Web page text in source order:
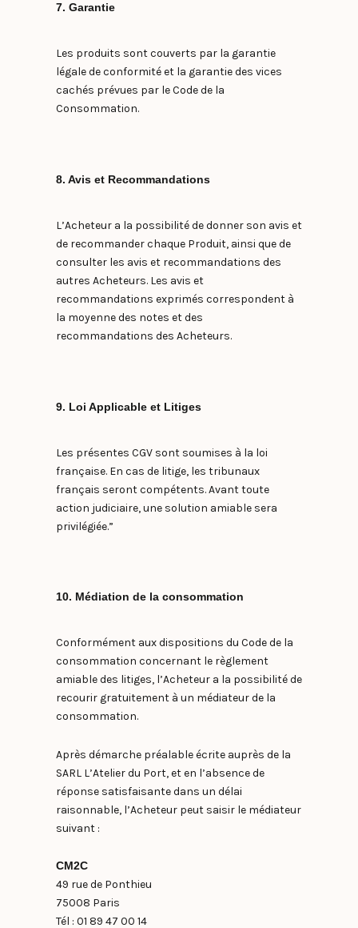
7. Garantie
Les produits sont couverts par la garantie
légale de conformité et la garantie des vices
cachés prévues par le Code de la
Consommation.
8. Avis et Recommandations
L’Acheteur a la possibilité de donner son avis et
de recommander chaque Produit, ainsi que de
consulter les avis et recommandations des
autres Acheteurs. Les avis et
recommandations exprimés correspondent à
la moyenne des notes et des
recommandations des Acheteurs.
9. Loi Applicable et Litiges
Les présentes CGV sont soumises à la loi
française. En cas de litige, les tribunaux
français seront compétents. Avant toute
action judiciaire, une solution amiable sera
privilégiée.”
10. Médiation de la consommation
Conformément aux dispositions du Code de la
consommation concernant le règlement
amiable des litiges, l’Acheteur a la possibilité de
recourir gratuitement à un médiateur de la
consommation.
Après démarche préalable écrite auprès de la
SARL L’Atelier du Port, et en l’absence de
réponse satisfaisante dans un délai
raisonnable, l’Acheteur peut saisir le médiateur
suivant :
CM2C
49 rue de Ponthieu
75008 Paris
Tél : 01 89 47 00 14